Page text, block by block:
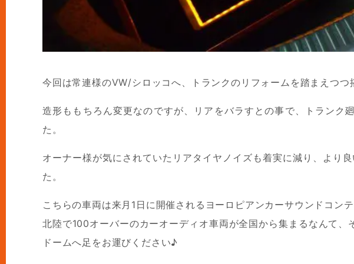
今回は常連様のVW/シロッコへ、トランクのリフォームを踏まえ
造形ももちろん変更なのですが、リアをバラすとの事で、トランク
た。
オーナー様が気にされていたリアタイヤノイズも着実に減り、より
た。
こちらの車両は来月1日に開催されるヨーロピアンカーサウンドコン
北陸で100オーバーのカーオーディオ車両が全国から集まるなんて
ドームへ足をお運びください♪